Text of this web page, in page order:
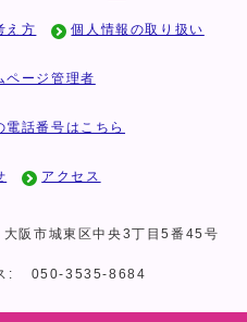
え方 個人情報の取り扱い
ページ管理者
電話番号はこちら
アクセス
阪市城東区中央3丁目5番45号
: 050-3535-8684